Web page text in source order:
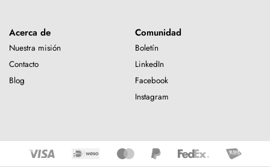
Acerca de
Nuestra misión
Contacto
Blog
Comunidad
Boletín
LinkedIn
Facebook
Instagram